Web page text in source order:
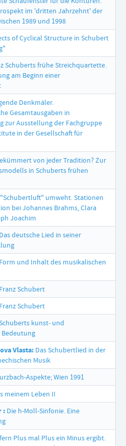
im 'dritten Jahrzehnt' der
1989 und 1998
of Cyclical Structure in Schubert
Schuberts frühe Streichquartette.
am Beginn einer
Denkmäler.
Gesamtausgaben in
zur Ausstellung der Fachgruppe
in der Gesellschaft für
von jeder Tradition? Zur
in Schuberts frühen
umweht. Stationen
bei Johannes Brahms, Clara
Joachim
Das deutsche Lied in seiner
Form und Inhalt des musikalischen
Franz Schubert
Franz Schubert
kunst- und
Vlasta: Das Schubertlied in der
Musik
Aspekte; Wien 1991
meinem Leben II
: Die h-Moll-Sinfonie. Eine
Plus mal Plus ein Minus ergibt.